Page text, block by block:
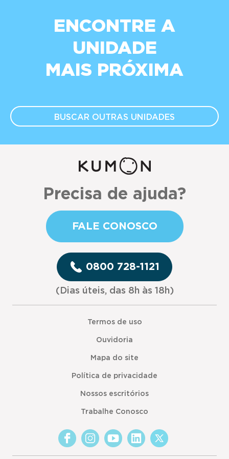
ENCONTRE A
UNIDADE
MAIS PRÓXIMA
BUSCAR OUTRAS UNIDADES
Precisa de ajuda?
FALE CONOSCO
0800 728-1121
(Dias úteis, das 8h às 18h)
Termos de uso
Ouvidoria
Mapa do site
Política de privacidade
Nossos escritórios
Trabalhe Conosco